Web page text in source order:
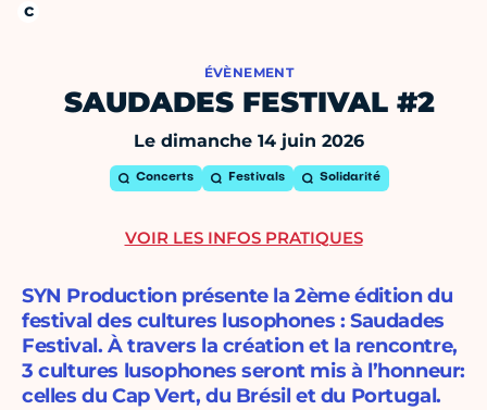
ÉVÈNEMENT
SAUDADES FESTIVAL #2
Le dimanche 14 juin 2026
Concerts Festivals Solidarité
SYN Production présente la 2ème édition du
festival des cultures lusophones : Saudades
Festival. À travers la création et la rencontre,
3 cultures lusophones seront mis à l’honneur:
celles du Cap Vert, du Brésil et du Portugal.
VOIR LES INFOS PRATIQUES